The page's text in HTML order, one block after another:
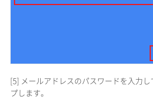
[5] メールアドレスのパスワードを入力
プします。